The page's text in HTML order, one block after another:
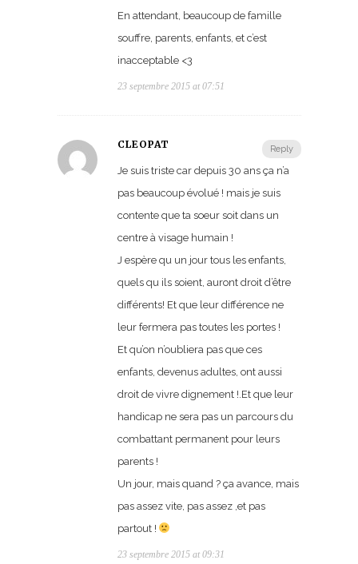
En attendant, beaucoup de famille
souffre, parents, enfants, et c’est
inacceptable <3
23 septembre 2015 at 07:51
Reply
CLEOPAT
Je suis triste car depuis 30 ans ça n’a
pas beaucoup évolué ! mais je suis
contente que ta soeur soit dans un
centre à visage humain !
J espère qu un jour tous les enfants,
quels qu ils soient, auront droit d’être
différents! Et que leur différence ne
leur fermera pas toutes les portes !
Et qu’on n’oubliera pas que ces
enfants, devenus adultes, ont aussi
droit de vivre dignement !.Et que leur
handicap ne sera pas un parcours du
combattant permanent pour leurs
parents !
Un jour, mais quand ? ça avance, mais
pas assez vite, pas assez ,et pas
partout !
23 septembre 2015 at 09:31